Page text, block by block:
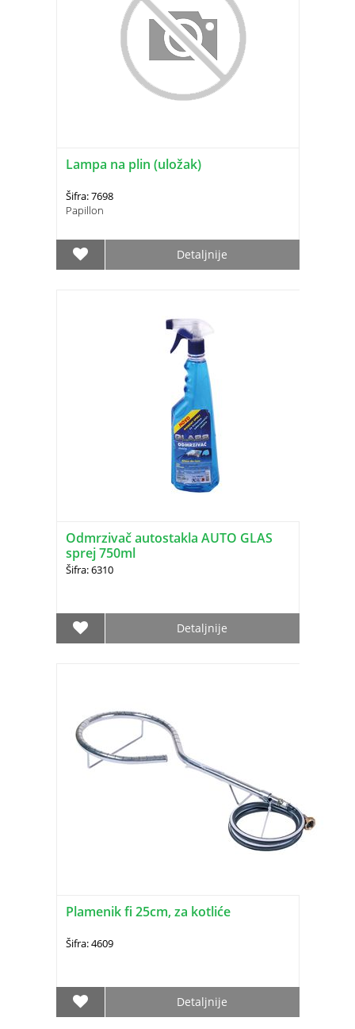
Lampa na plin (uložak)
Šifra: 7698
Papillon
Detaljnije
Odmrzivač autostakla AUTO GLAS
sprej 750ml
Šifra: 6310
Detaljnije
Plamenik fi 25cm, za kotliće
Šifra: 4609
Detaljnije